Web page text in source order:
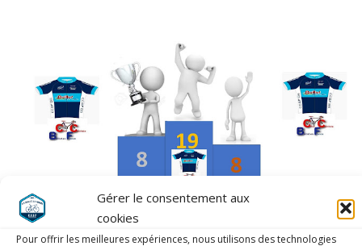
Gérer le consentement aux
cookies
Pour offrir les meilleures expériences, nous utilisons des technologies